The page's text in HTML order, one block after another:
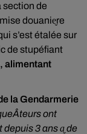
section de
douanie̬re
s’est étalée sur
de stupéfiant
alimentant
la Gendarmerie
ont
3 ans a̬ de